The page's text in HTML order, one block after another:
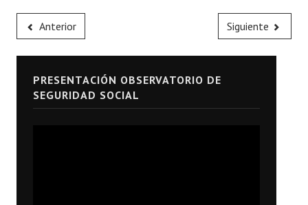
Anterior Siguiente
PRESENTACIÓN OBSERVATORIO DE
SEGURIDAD SOCIAL